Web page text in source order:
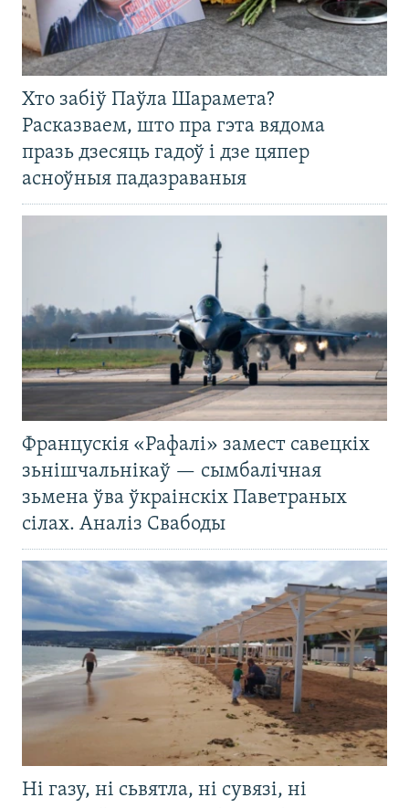
Хто забіў Паўла Шарамета?
Расказваем, што пра гэта вядома
празь дзесяць гадоў і дзе цяпер
асноўныя падазраваныя
Францускія «Рафалі» замест савецкіх
зьнішчальнікаў — сымбалічная
зьмена ўва ўкраінскіх Паветраных
сілах. Аналіз Свабоды
Ні газу, ні сьвятла, ні сувязі, ні